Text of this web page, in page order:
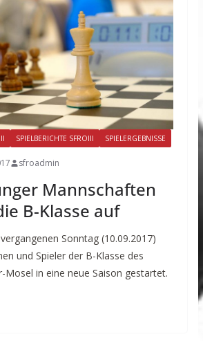
SPIELBERICHTE SFROIII SPIELERGEBNISSE
sfroadmin
Mannschaften
B-Klasse auf
Sonntag (10.09.2017)
und Spieler der B-Klasse des
Mosel in eine neue Saison gestartet.